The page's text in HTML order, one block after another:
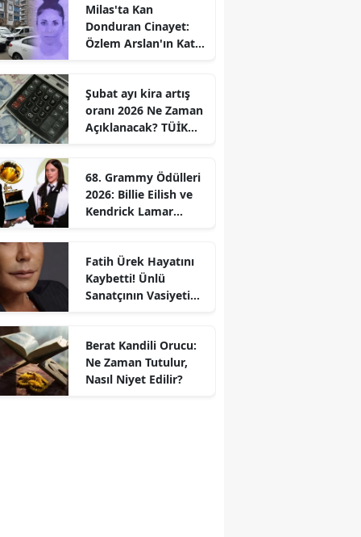
Milas'ta Kan
Donduran Cinayet:
Özlem Arslan'ın Katili
Şubat ayı kira artış
oranı 2026 Ne Zaman
Açıklanacak? TÜİK
68. Grammy Ödülleri
2026: Billie Eilish ve
Kendrick Lamar
Fatih Ürek Hayatını
Kaybetti! Ünlü
Sanatçının Vasiyeti
Berat Kandili Orucu:
Ne Zaman Tutulur,
Nasıl Niyet Edilir?